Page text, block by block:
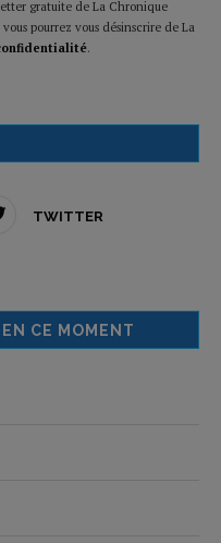
gratuite de La Chronique
pourrez vous désinscrire de La
.
TWITTER
CE MOMENT